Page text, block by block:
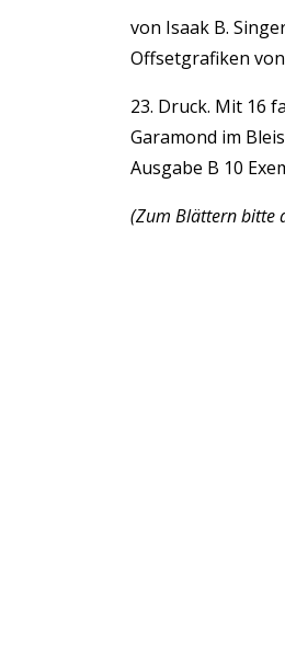
von Isaak B.
Offsetgrafiken
23. Druck. Mit 16
Garamond im
Ausgabe B 10
(Zum Blättern bitte